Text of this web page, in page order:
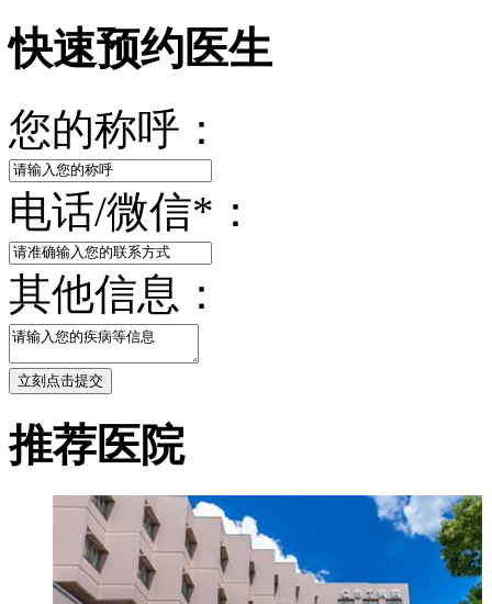
快速预约医生
您的称呼：
电话/微信* ：
其他信息：
立刻点击提交
推荐医院